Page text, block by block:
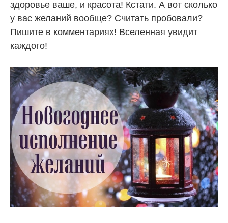
здоровье ваше, и красота! Кстати. А вот сколько
у вас желаний вообще? Считать пробовали?
Пишите в комментариях! Вселенная увидит
каждого!